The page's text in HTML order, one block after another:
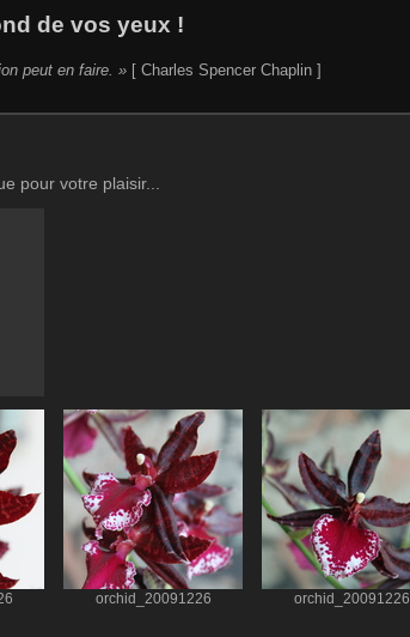
de vos yeux !
peut en faire. »[ Charles Spencer Chaplin ]
pour votre plaisir...
orchid_20091226 orchid_20091226